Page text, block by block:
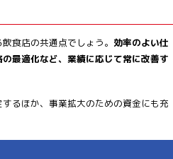
食店の共通点でしょう。 効率のよい仕
最適化など、業績に応じて常に改善す
るほか、事業拡大のための資金にも充